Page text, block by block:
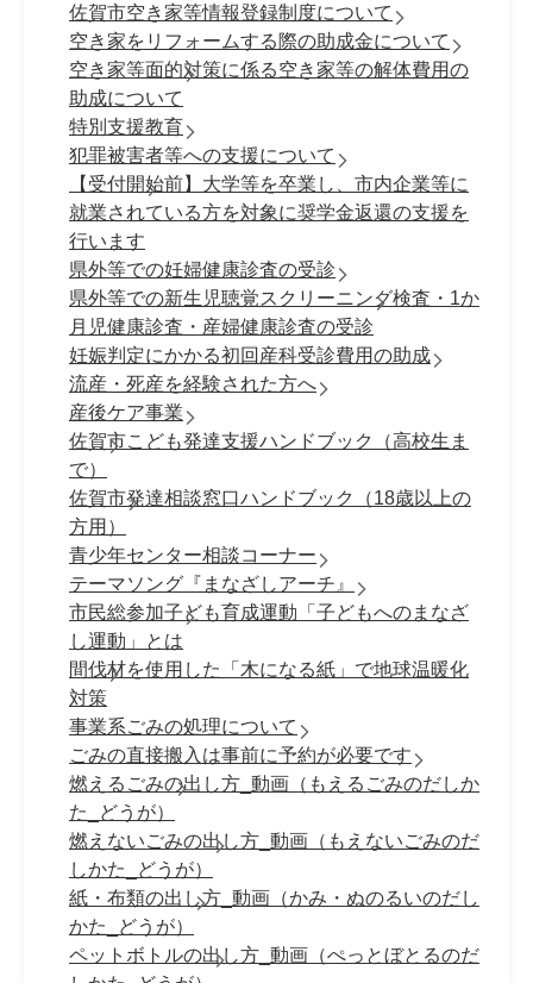
佐賀市空き家等情報登録制度について
空き家をリフォームする際の助成金について
空き家等面的対策に係る空き家等の解体費用の
助成について
特別支援教育
犯罪被害者等への支援について
【受付開始前】大学等を卒業し、市内企業等に
就業されている方を対象に奨学金返還の支援を
行います
県外等での妊婦健康診査の受診
県外等での新生児聴覚スクリーニング検査・1か
月児健康診査・産婦健康診査の受診
妊娠判定にかかる初回産科受診費用の助成
流産・死産を経験された方へ
産後ケア事業
佐賀市こども発達支援ハンドブック（高校生ま
で）
佐賀市発達相談窓口ハンドブック（18歳以上の
方用）
青少年センター相談コーナー
テーマソング『まなざしアーチ』
市民総参加子ども育成運動「子どもへのまなざ
し運動」とは
間伐材を使用した「木になる紙」で地球温暖化
対策
事業系ごみの処理について
ごみの直接搬入は事前に予約が必要です
燃えるごみの出し方_動画（もえるごみのだしか
た_どうが）
燃えないごみの出し方_動画（もえないごみのだ
しかた_どうが）
紙・布類の出し方_動画（かみ・ぬのるいのだし
かた_どうが）
ペットボトルの出し方_動画（ぺっとぼとるのだ